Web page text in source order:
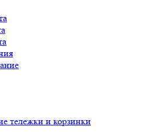
тележки и корзинки